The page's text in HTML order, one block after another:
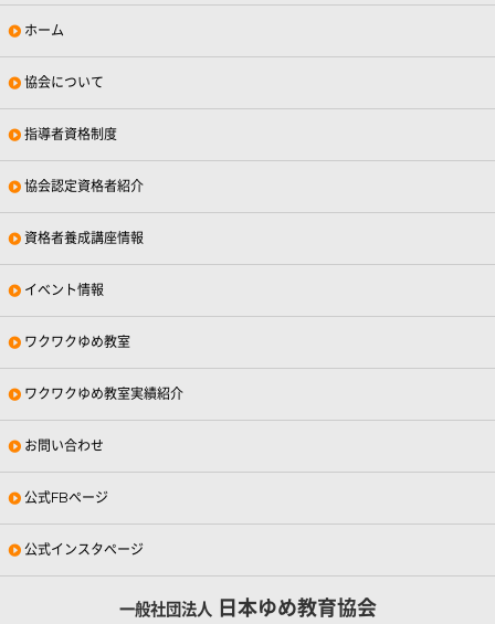
ホーム
協会について
指導者資格制度
協会認定資格者紹介
資格者養成講座情報
イベント情報
ワクワクゆめ教室
ワクワクゆめ教室実績紹介
お問い合わせ
公式FBページ
公式インスタページ
一般社団法人日本ゆめ教育協会